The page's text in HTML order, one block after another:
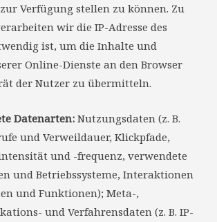
Verfügung stellen zu können. Zu
wir die IP-Adresse des
ist, um die Inhalte und
Online-Dienste an den Browser
der Nutzer zu übermitteln.
Datenarten:Nutzungsdaten (z. B.
und Verweildauer, Klickpfade,
und -frequenz, verwendete
und Betriebssysteme, Interaktionen
und Funktionen); Meta-,
und Verfahrensdaten (z. B. IP-